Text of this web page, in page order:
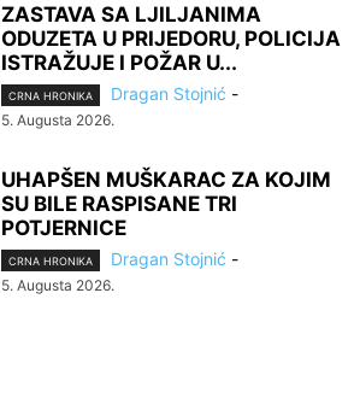
ZASTAVA SA LJILJANIMA
ODUZETA U PRIJEDORU, POLICIJA
ISTRAŽUJE I POŽAR U...
CRNA HRONIKA Dragan Stojnić -
5. Augusta 2026.
UHAPŠEN MUŠKARAC ZA KOJIM
SU BILE RASPISANE TRI
POTJERNICE
CRNA HRONIKA Dragan Stojnić -
5. Augusta 2026.